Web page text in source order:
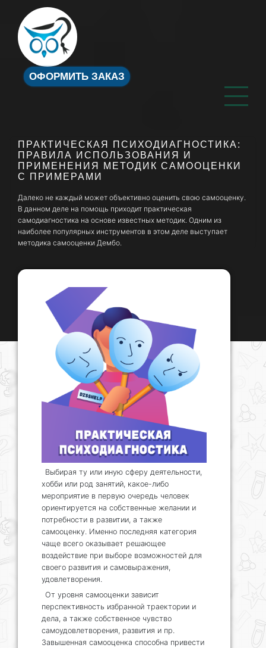
ОФОРМИТЬ ЗАКАЗ
ПРАКТИЧЕСКАЯ ПСИХОДИАГНОСТИКА:
ПРАВИЛА ИСПОЛЬЗОВАНИЯ И
ПРИМЕНЕНИЯ МЕТОДИК САМООЦЕНКИ
С ПРИМЕРАМИ
Далеко не каждый может объективно оценить свою самооценку.
В данном деле на помощь приходит практическая
самодиагностика на основе известных методик. Одним из
наиболее популярных инструментов в этом деле выступает
методика самооценки Дембо.
Выбирая ту или иную сферу деятельности,
хобби или род занятий, какое-либо
мероприятие в первую очередь человек
ориентируется на собственные желании и
потребности в развитии, а также
самооценку. Именно последняя категория
чаще всего оказывает решающее
воздействие при выборе возможностей для
своего развития и самовыражения,
удовлетворения.
От уровня самооценки зависит
перспективность избранной траектории и
дела, а также собственное чувство
самоудовлетворения, развития и пр.
Завышенная самооценка способна привести